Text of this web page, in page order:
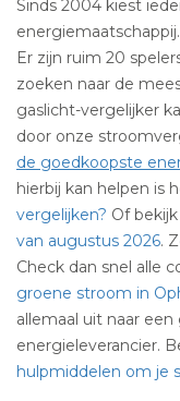
Sinds 2004 kiest
Er zijn ruim 20
zoeken naar de
gaslicht-vergelijker
door onze
de goedkoopste
hierbij kan helpen is
vergelijken? Of
van augustus 2026.
Check dan snel alle
groene stroom in
allemaal uit naar
energieleverancier.
hulpmiddelen om je